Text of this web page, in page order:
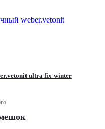
ultra fix winter